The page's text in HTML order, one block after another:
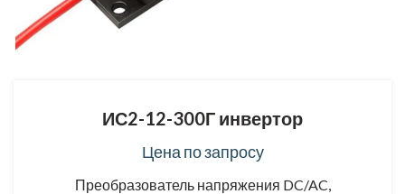
ИС2-12-300Г инвертор
Цена по запросу
Преобразователь напряжения DC/AC,